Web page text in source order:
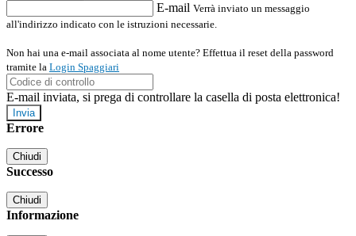
E-mail Verrà inviato un messaggio
all'indirizzo indicato con le istruzioni necessarie.
Non hai una e-mail associata al nome utente? Effettua il reset della password
tramite la Login Spaggiari
E-mail inviata, si prega di controllare la casella di posta elettronica!
Errore
Chiudi
Successo
Chiudi
Informazione